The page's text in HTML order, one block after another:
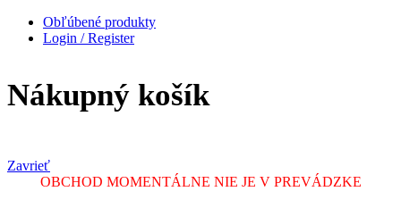
Obľúbené produkty
Login / Register
Nákupný košík
Zavrieť
OBCHOD MOMENTÁLNE NIE JE V PREVÁDZKE